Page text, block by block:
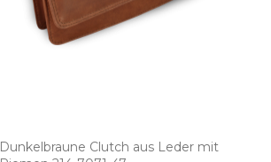
Dunkelbraune Clutch aus Leder mit